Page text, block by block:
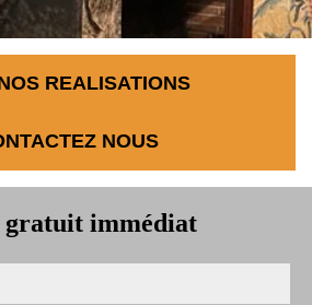
REALISATIONS
NOUS
gratuit immédiat